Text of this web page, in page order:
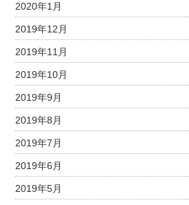
2020年1月
2019年12月
2019年11月
2019年10月
2019年9月
2019年8月
2019年7月
2019年6月
2019年5月